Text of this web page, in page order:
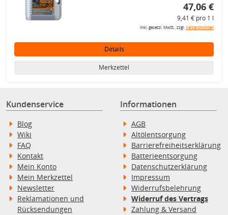
47,06 €
9,41 € pro 1 l
inkl. gesetzl. MwSt., zzgl.Versandkosten
Details
Merkzettel
Kundenservice
Blog
Wiki
FAQ
Kontakt
Mein Konto
Mein Merkzettel
Newsletter
Reklamationen und
Rücksendungen
Informationen
AGB
Altölentsorgung
Barrierefreiheitserklärung
Batterieentsorgung
Datenschutzerklärung
Impressum
Widerrufsbelehrung
Widerruf des Vertrags
Zahlung & Versand